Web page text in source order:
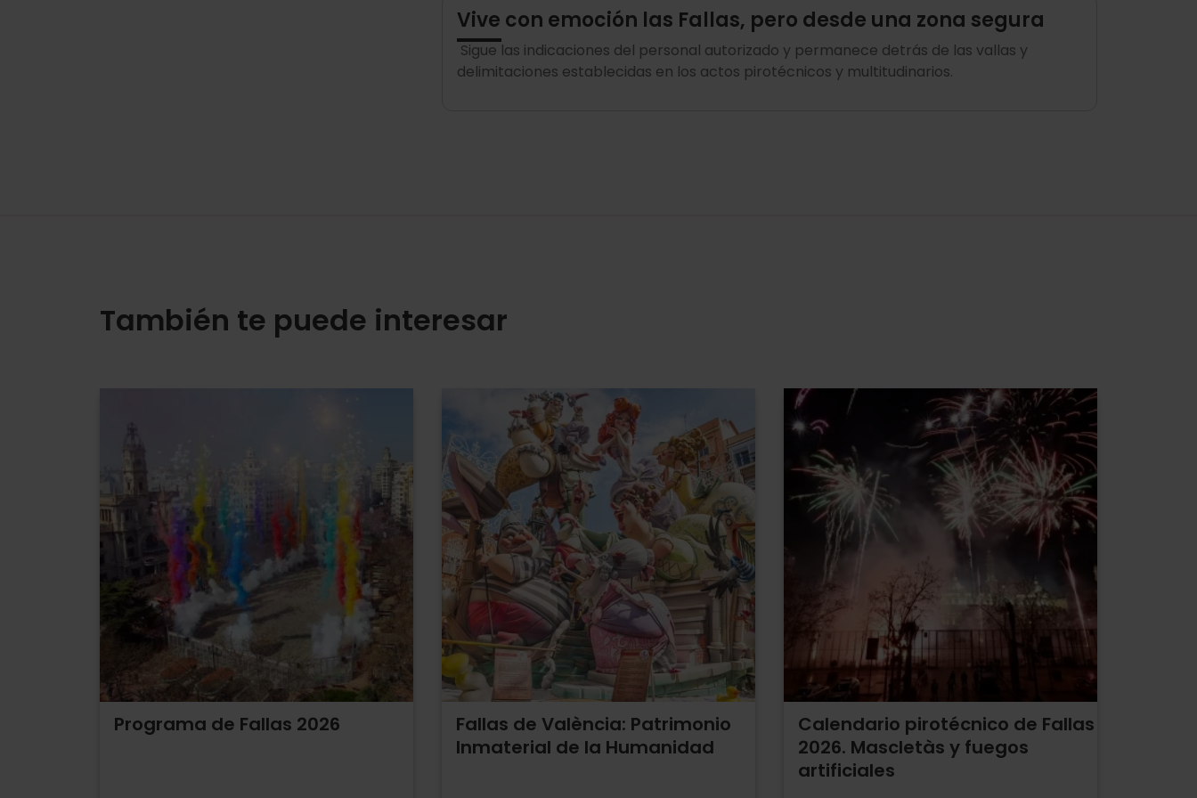
Vive con emoción las Fallas, pero desde una zona segura
Sigue las indicaciones del personal autorizado y permanece detrás de las vallas y
delimitaciones establecidas en los actos pirotécnicos y multitudinarios.
También te puede interesar
Programa de Fallas 2026
Fallas de València: Patrimonio
Inmaterial de la Humanidad
Calendario pirotécnico de Fallas
2026. Mascletàs y fuegos
artificiales